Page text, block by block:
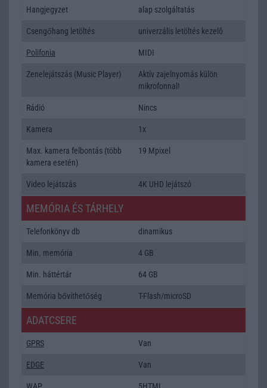
Hangjegyzet alap szolgáltatás
Csengőhang letöltés univerzális letöltés kezelõ
Polifonia MIDI
Zenelejátszás (Music Player)
Aktív zajelnyomás külön
mikrofonnal!
Rádió Nincs
Kamera 1x
Max. kamera felbontás (több
kamera esetén)
19 Mpixel
Video lejátszás 4K UHD lejátszó
MEMÓRIA ÉS TÁRHELY
Telefonkönyv db dinamikus
Min. memória 4 GB
Min. háttértár 64 GB
Memória bővíthetőség T-Flash/microSD
ADATCSERE
GPRS Van
EDGE Van
WAP 5HTML